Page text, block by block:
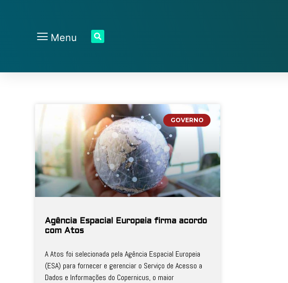
Menu
GOVERNO
Agência Espacial Europeia firma acordo
com Atos
A Atos foi selecionada pela Agência Espacial Europeia
(ESA) para fornecer e gerenciar o Serviço de Acesso a
Dados e Informações do Copernicus, o maior